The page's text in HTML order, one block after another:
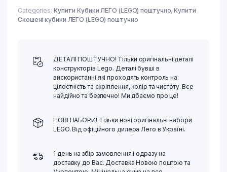
Categories: Купити Кубики ЛЕГО (LEGO) поштучно,Купити
Скошені кубики ЛЕГО (LEGO) поштучно
ДЕТАЛІ ПОШТУЧНО! Тільки оригінальні деталі
конструкторів Lego. Деталі бувші в
вискористанні які проходять контроль на:
цілостність та скріплення, колір та чистоту. Все
найдійно та безпечно! Ми дбаємо про це!
НОВІ НАБОРИ! Тільки нові оригінальні набори
LEGO. Від офіційного дилера Лего в Україні.
1 день на збір замовлення і одразу на
доставку до Вас. Доставка Новою поштою та